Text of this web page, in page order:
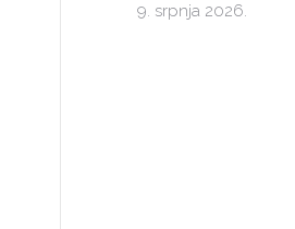
9. srpnja 2026.